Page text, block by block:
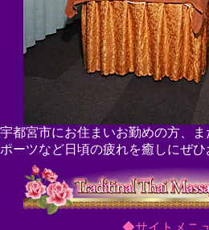
宇都宮市にお住まいお勤めの方、
ポーツなど日頃の疲れを癒しにぜひ
◆サイトメニ